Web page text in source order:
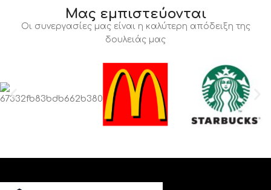
Μας εμπιστεύονται
Οι συνεργασίες μας είναι η καλύτερη απόδειξη της
δουλειάς μας